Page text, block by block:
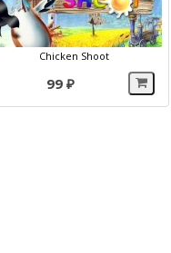
Chicken Shoot
99 ₽